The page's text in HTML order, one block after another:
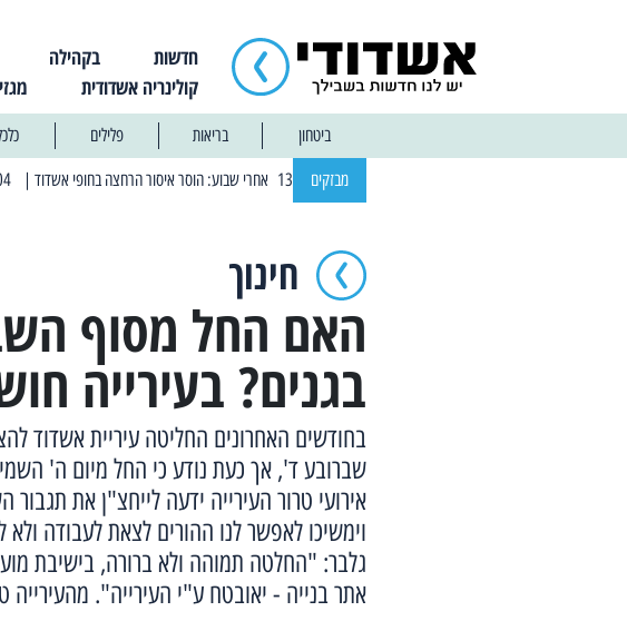
חדשות בקהילה
קולינריה אשדודית
ביטחון בריאות פלילים
מבזקים | 13:04 14/01/2025 עובדים בלילות: עבודות קרצוף וריבוד אספלט
חינוך
האם החל מסוף
בגנים? בעירייה
בחודשים האחרונים החליטה עיריית אשדוד
שברובע ד', אך כעת נודע כי החל מיום ה'
אירועי טרור העירייה ידעה לייחצ"ן את
וימשיכו לאפשר לנו ההורים לצאת לעבודה
גלבר: "החלטה תמוהה ולא ברורה, בישיבת
אתר בנייה - יאובטח ע"י העירייה".